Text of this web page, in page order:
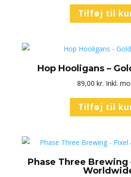
Tilføj til
Hop Hooligans –
89,00 kr. Inkl.
Tilføj til
Phase Three Brewing